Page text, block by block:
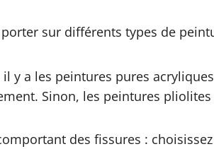
sur différents types de
y a les peintures pures
Sinon, les peintures
des fissures :